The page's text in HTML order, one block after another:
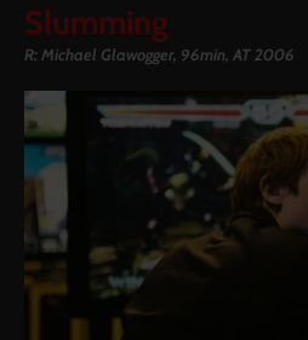
Slumming
R: Michael Glawogger, 96min, AT 2006